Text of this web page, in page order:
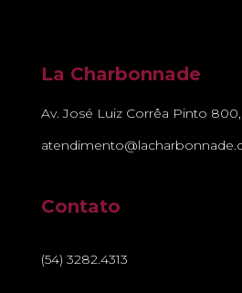
La Charbonnade
Av. José Luiz Corrêa Pinto 800,
Contato
(54) 3282.4313